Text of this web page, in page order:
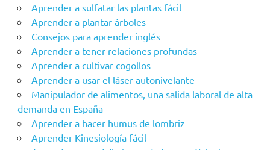
Aprender a sulfatar las plantas fácil
Aprender a plantar árboles
Consejos para aprender inglés
Aprender a tener relaciones profundas
Aprender a cultivar cogollos
Aprender a usar el láser autonivelante
Manipulador de alimentos, una salida laboral de alta
demanda en España
Aprender a hacer humus de lombriz
Aprender Kinesiología fácil